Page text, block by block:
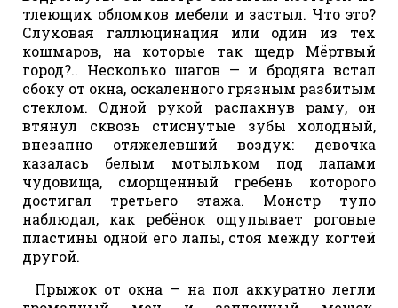
тлеющих обломков мебели и застыл. Что это?
Слуховая галлюцинация или один из тех
кошмаров, на которые так щедр Мёртвый
город?.. Несколько шагов — и бродяга встал
сбоку от окна, оскаленного грязным разбитым
стеклом. Одной рукой распахнув раму, он
втянул сквозь стиснутые зубы холодный,
внезапно отяжелевший воздух: девочка
казалась белым мотыльком под лапами
чудовища, сморщенный гребень которого
достигал третьего этажа. Монстр тупо
наблюдал, как ребёнок ощупывает роговые
пластины одной его лапы, стоя между когтей
другой.
Прыжок от окна — на пол аккуратно легли